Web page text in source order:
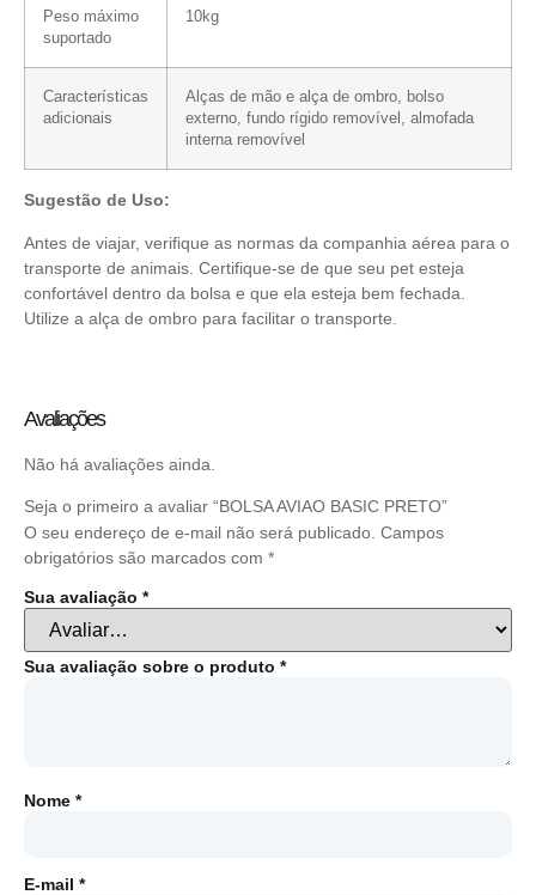
Peso máximo
suportado
10kg
Características
adicionais
Alças de mão e alça de ombro, bolso
externo, fundo rígido removível, almofada
interna removível
Sugestão de Uso:
Antes de viajar, verifique as normas da companhia aérea para o
transporte de animais. Certifique-se de que seu pet esteja
confortável dentro da bolsa e que ela esteja bem fechada.
Utilize a alça de ombro para facilitar o transporte.
Avaliações
Não há avaliações ainda.
Seja o primeiro a avaliar “BOLSA AVIAO BASIC PRETO”
O seu endereço de e-mail não será publicado. Campos
obrigatórios são marcados com *
Sua avaliação *
Sua avaliação sobre o produto *
Nome *
E-mail *